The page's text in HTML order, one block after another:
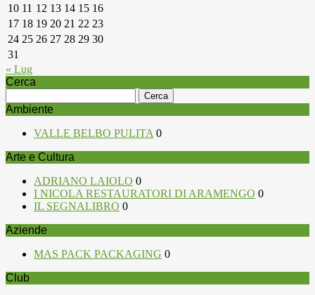
10 11 12 13 14 15 16
17 18 19 20 21 22 23
24 25 26 27 28 29 30
31
« Lug
Cerca
per:
Ambiente
VALLE BELBO PULITA 0
Arte e Cultura
ADRIANO LAIOLO 0
I NICOLA RESTAURATORI DI ARAMENGO 0
IL SEGNALIBRO 0
Aziende
MAS PACK PACKAGING 0
Club